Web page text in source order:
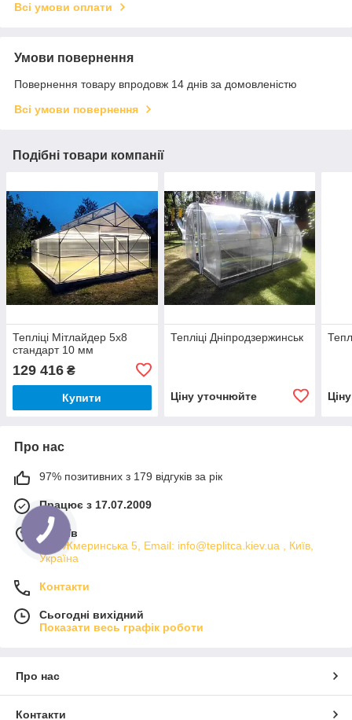
Всі умови оплати
Умови повернення
Повернення товару впродовж 14 днів за домовленістю
Всі умови повернення
Подібні товари компанії
Тепліці Мітлайдер 5х8
стандарт 10 мм
129 416 ₴
Купити
Тепліці Дніпродзержинськ
Ціну уточнюйте
Про нас
97% позитивних з 179 відгуків за рік
Працює з 17.07.2009
м. Київ
вул. Жмеринська 5, Email: info@teplitca.kiev.ua , Київ,
Україна
Контакти
Сьогодні вихідний
Показати весь графік роботи
Про нас
Контакти